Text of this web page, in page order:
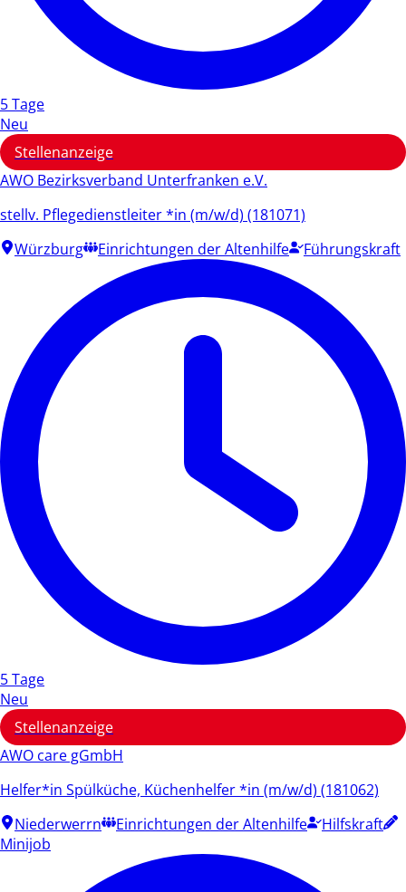
5 Tage
Neu
Stellenanzeige
AWO Bezirksverband Unterfranken e.V.
stellv. Pflegedienstleiter *in (m/w/d) (181071)
Würzburg
Einrichtungen der Altenhilfe Führungskraft
5 Tage
Neu
Stellenanzeige
AWO care gGmbH
Helfer*in Spülküche, Küchenhelfer *in (m/w/d) (181062)
Niederwerrn
Einrichtungen der Altenhilfe
Hilfskraft
Minijob